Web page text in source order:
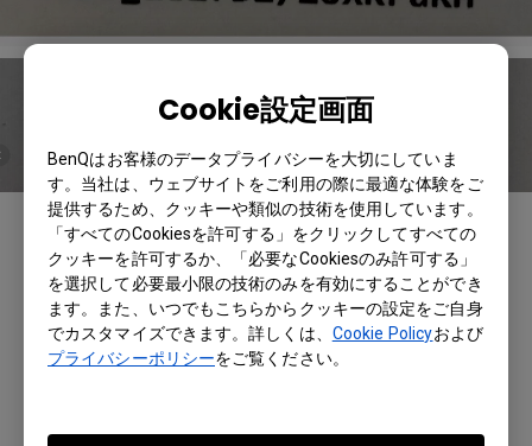
Cookie設定画面
BenQはお客様のデータプライバシーを大切にしていま
す。当社は、ウェブサイトをご利用の際に最適な体験をご
提供するため、クッキーや類似の技術を使用しています。
「すべてのCookiesを許可する」をクリックしてすべての
クッキーを許可するか、「必要なCookiesのみ許可する」
を選択して必要最小限の技術のみを有効にすることができ
ます。また、いつでもこちらからクッキーの設定をご自身
でカスタマイズできます。詳しくは、 Cookie Policyおよび
プライバシーポリシーをご覧ください。
この情報は有益でしたか？
はい いいえ